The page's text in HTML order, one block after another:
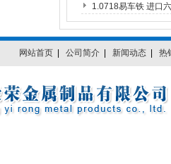
1.0718易车铁 进口
网站首页 公司简介 新闻动态 热